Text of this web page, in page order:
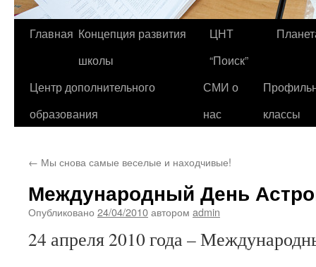
Перейти
содержимому
Главная Концепция развития
школы
ЦНТ
“Поиск”
Центр дополнительного
образования
СМИ о
нас
классы
← Мы снова самые веселые и находчивые!
Международный День
Опубликовано 24/04/2010автором admin
24 апреля 2010 года –